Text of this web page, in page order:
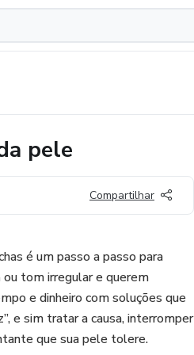
pele
Compartilhar
é um passo a passo para
tom irregular e querem
e dinheiro com soluções que
e sim tratar a causa, interromper
que sua pele tolere.